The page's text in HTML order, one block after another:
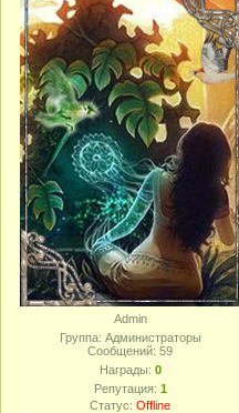
Admin
Группа: Администраторы
Сообщений: 59
Награды: 0
Репутация: 1
Статус: Offline